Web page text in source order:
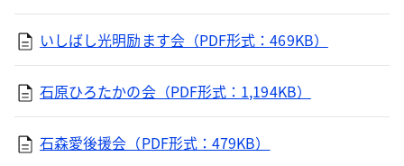
いしばし光明励ます会（PDF形式：469KB）
石原ひろたかの会（PDF形式：1,194KB）
石森愛後援会（PDF形式：479KB）